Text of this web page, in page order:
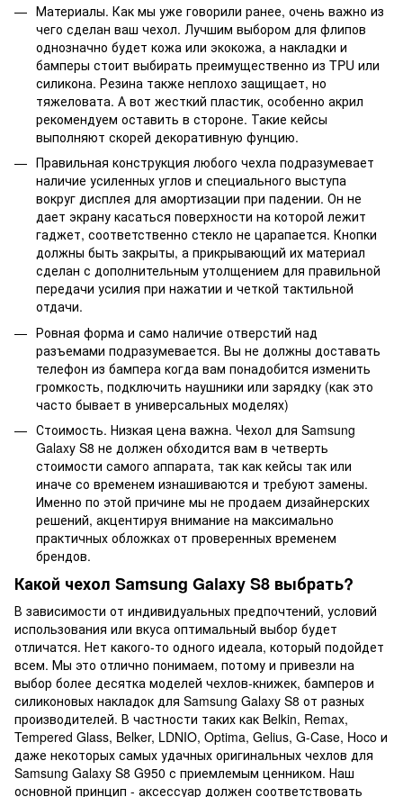
Материалы. Как мы уже говорили ранее, очень важно из
чего сделан ваш чехол. Лучшим выбором для флипов
однозначно будет кожа или экокожа, а накладки и
бамперы стоит выбирать преимущественно из TPU или
силикона. Резина также неплохо защищает, но
тяжеловата. А вот жесткий пластик, особенно акрил
рекомендуем оставить в стороне. Такие кейсы
выполняют скорей декоративную фунцию.
Правильная конструкция любого чехла подразумевает
наличие усиленных углов и специального выступа
вокруг дисплея для амортизации при падении. Он не
дает экрану касаться поверхности на которой лежит
гаджет, соответственно стекло не царапается. Кнопки
должны быть закрыты, а прикрывающий их материал
сделан с дополнительным утолщением для правильной
передачи усилия при нажатии и четкой тактильной
отдачи.
Ровная форма и само наличие отверстий над
разъемами подразумевается. Вы не должны доставать
телефон из бампера когда вам понадобится изменить
громкость, подключить наушники или зарядку (как это
часто бывает в универсальных моделях)
Стоимость. Низкая цена важна. Чехол для Samsung
Galaxy S8 не должен обходится вам в четверть
стоимости самого аппарата, так как кейсы так или
иначе со временем изнашиваются и требуют замены.
Именно по этой причине мы не продаем дизайнерских
решений, акцентируя внимание на максимально
практичных обложках от проверенных временем
брендов.
Какой чехол Samsung Galaxy S8 выбрать?
В зависимости от индивидуальных предпочтений, условий
использования или вкуса оптимальный выбор будет
отличатся. Нет какого-то одного идеала, который подойдет
всем. Мы это отлично понимаем, потому и привезли на
выбор более десятка моделей чехлов-книжек, бамперов и
силиконовых накладок для Samsung Galaxy S8 от разных
производителей. В частности таких как Belkin, Remax,
Tempered Glass, Belker, LDNIO, Optima, Gelius, G-Case, Hoco и
даже некоторых самых удачных оригинальных чехлов для
Samsung Galaxy S8 G950 с приемлемым ценником. Наш
основной принцип - аксессуар должен соответствовать